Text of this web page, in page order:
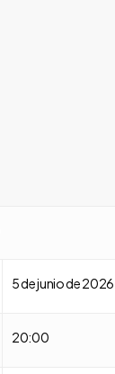
5 de junio de 2026
20:00